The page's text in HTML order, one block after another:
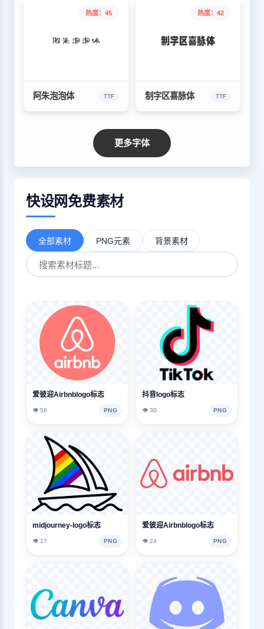
热度：45
阿朱泡泡体 TTF
热度：42
制字区喜脉体 TTF
更多字体
快设网免费素材
全部素材 PNG元素 背景素材
爱彼迎Airbnblogo标志
👁️ 56 PNG
抖音logo标志
👁️ 30 PNG
midjourney-logo标志
👁️ 27 PNG
爱彼迎Airbnblogo标志
👁️ 24 PNG